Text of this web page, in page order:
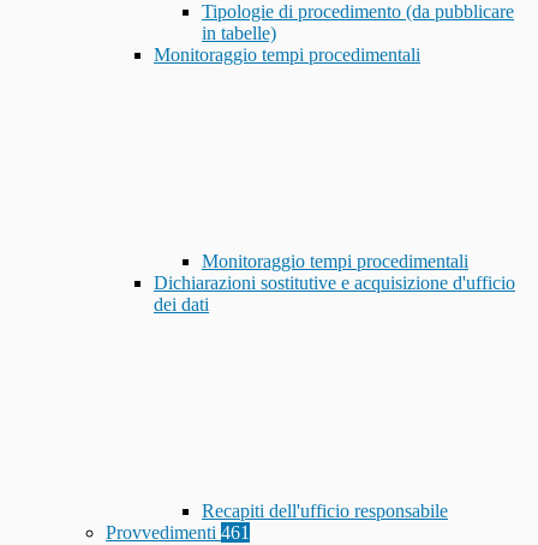
Tipologie di procedimento (da pubblicare
in tabelle)
Monitoraggio tempi procedimentali
Monitoraggio tempi procedimentali
Dichiarazioni sostitutive e acquisizione d'ufficio
dei dati
Recapiti dell'ufficio responsabile
Provvedimenti 461